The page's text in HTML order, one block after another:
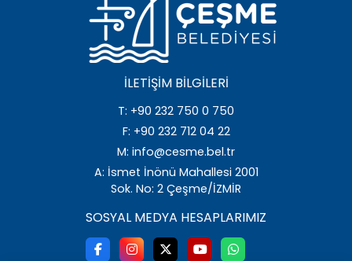
İLETIŞIM BILGILERI
T: +90 232 750 0 750
F: +90 232 712 04 22
M: info@cesme.bel.tr
A: İsmet İnönü Mahallesi 2001
Sok. No: 2 Çeşme/İZMİR
SOSYAL MEDYA HESAPLARIMIZ